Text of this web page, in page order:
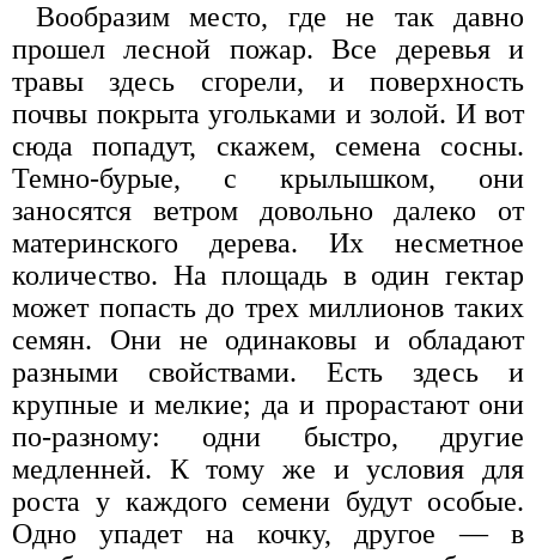
Вообразим место, где не так давно
прошел лесной пожар. Все деревья и
травы здесь сгорели, и поверхность
почвы покрыта угольками и золой. И вот
сюда попадут, скажем, семена сосны.
Темно-бурые, с крылышком, они
заносятся ветром довольно далеко от
материнского дерева. Их несметное
количество. На площадь в один гектар
может попасть до трех миллионов таких
семян. Они не одинаковы и обладают
разными свойствами. Есть здесь и
крупные и мелкие; да и прорастают они
по-разному: одни быстро, другие
медленней. К тому же и условия для
роста у каждого семени будут особые.
Одно упадет на кочку, другое — в